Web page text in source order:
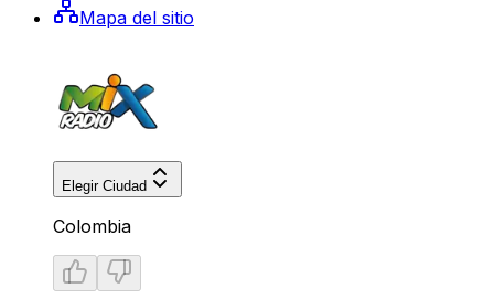
Mapa del sitio
Elegir Ciudad
Colombia